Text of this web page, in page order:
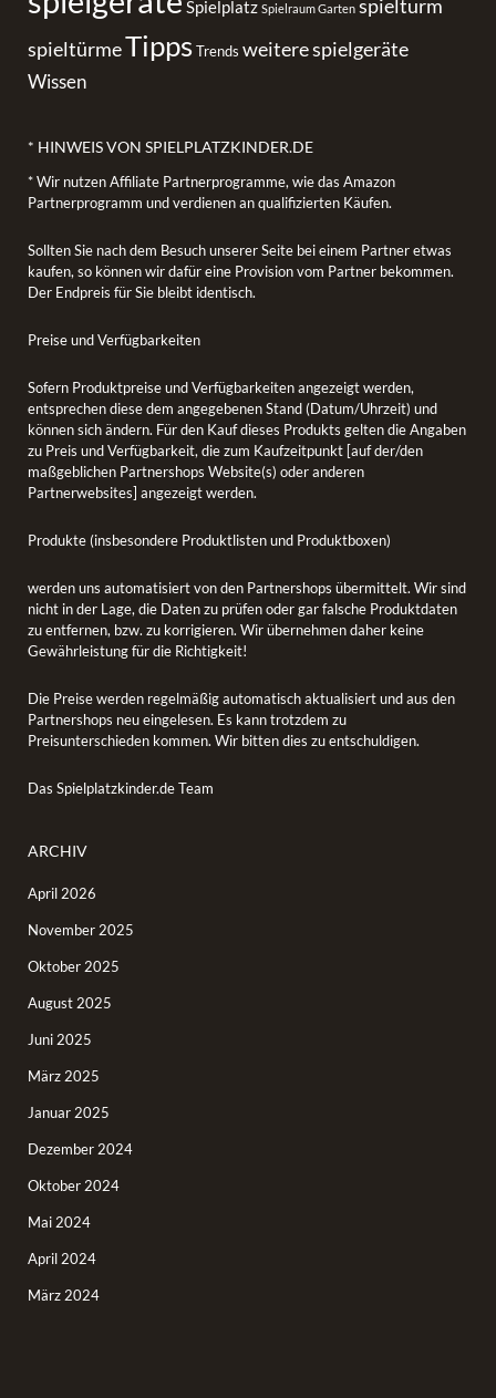
Spielplatz Spielraum Garten spielturm
spieltürmeTippsTrends weitere spielgeräte
Wissen
* HINWEIS VON SPIELPLATZKINDER.DE
* Wir nutzen Affiliate Partnerprogramme, wie das Amazon
Partnerprogramm und verdienen an qualifizierten Käufen.
Sollten Sie nach dem Besuch unserer Seite bei einem Partner etwas
kaufen, so können wir dafür eine Provision vom Partner bekommen.
Der Endpreis für Sie bleibt identisch.
Preise und Verfügbarkeiten
Sofern Produktpreise und Verfügbarkeiten angezeigt werden,
entsprechen diese dem angegebenen Stand (Datum/Uhrzeit) und
können sich ändern. Für den Kauf dieses Produkts gelten die Angaben
zu Preis und Verfügbarkeit, die zum Kaufzeitpunkt [auf der/den
maßgeblichen Partnershops Website(s) oder anderen
Partnerwebsites] angezeigt werden.
Produkte (insbesondere Produktlisten und Produktboxen)
werden uns automatisiert von den Partnershops übermittelt. Wir sind
nicht in der Lage, die Daten zu prüfen oder gar falsche Produktdaten
zu entfernen, bzw. zu korrigieren. Wir übernehmen daher keine
Gewährleistung für die Richtigkeit!
Die Preise werden regelmäßig automatisch aktualisiert und aus den
Partnershops neu eingelesen. Es kann trotzdem zu
Preisunterschieden kommen. Wir bitten dies zu entschuldigen.
Das Spielplatzkinder.de Team
ARCHIV
April 2026
November 2025
Oktober 2025
August 2025
Juni 2025
März 2025
Januar 2025
Dezember 2024
Oktober 2024
Mai 2024
April 2024
März 2024